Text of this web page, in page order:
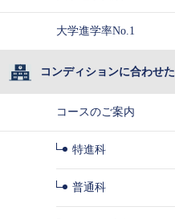
大学進学率No.1
コンディションに合わせ
コースのご案内
特進科
普通科